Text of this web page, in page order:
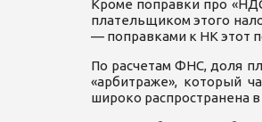
Кроме поправки про
плательщиком этого
— поправками к НК этот
По расчетам ФНС, доля
«арбитраже», который
широко распространена